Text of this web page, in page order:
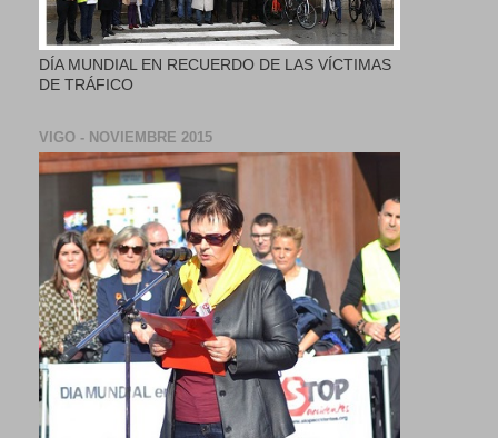
DÍA MUNDIAL EN RECUERDO DE LAS VÍCTIMAS
DE TRÁFICO
VIGO - NOVIEMBRE 2015